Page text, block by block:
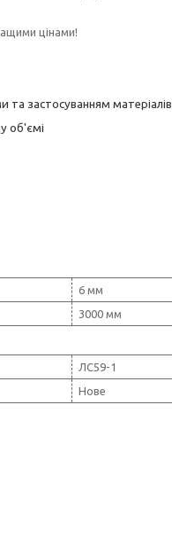
цінами!
та застосуванням матеріалів
об'ємі
6 мм
3000 мм
ЛС59-1
Нове